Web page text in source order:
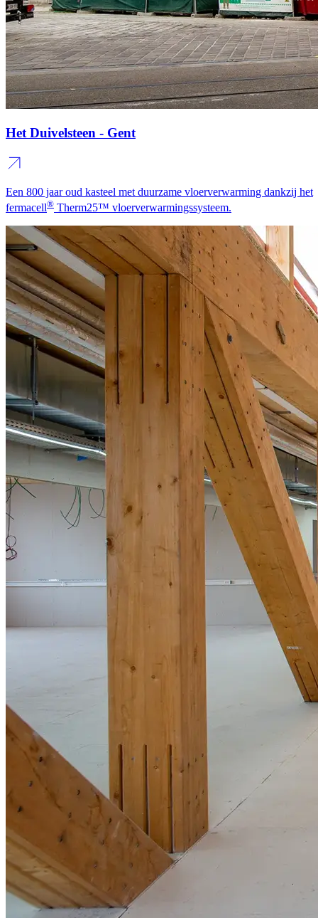
Het Duivelsteen - Gent
Een 800 jaar oud kasteel met duurzame vloerverwarming dankzij het
fermacell® Therm25™ vloerverwarmingssysteem.